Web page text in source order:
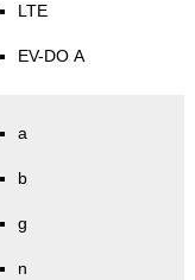
LTE
EV-DO A
a
b
g
n